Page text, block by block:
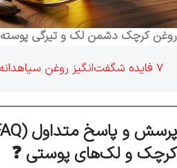
روغن کرچک دشمن لک و تیرگی پوسته
7 فایده شگفت‌انگیز روغن سیاهدانه برای پوست‌های چرب
کرچک و لک‌های پوستی ❓